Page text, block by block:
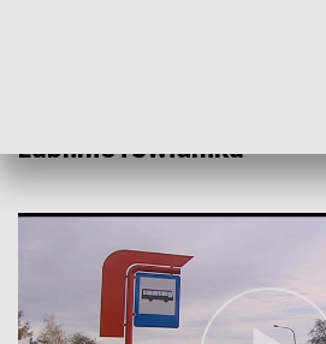
Lublinie i Świdniku